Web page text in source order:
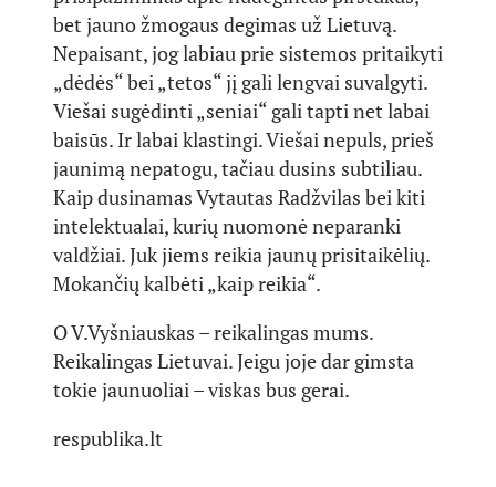
bet jauno žmogaus degimas už Lietuvą.
Nepaisant, jog labiau prie sistemos pritaikyti
„dėdės“ bei „tetos“ jį gali lengvai suvalgyti.
Viešai sugėdinti „seniai“ gali tapti net labai
baisūs. Ir labai klastingi. Viešai nepuls, prieš
jaunimą nepatogu, tačiau dusins subtiliau.
Kaip dusinamas Vytautas Radžvilas bei kiti
intelektualai, kurių nuomonė neparanki
valdžiai. Juk jiems reikia jaunų prisitaikėlių.
Mokančių kalbėti „kaip reikia“.
O V.Vyšniauskas – reikalingas mums.
Reikalingas Lietuvai. Jeigu joje dar gimsta
tokie jaunuoliai – viskas bus gerai.
respublika.lt